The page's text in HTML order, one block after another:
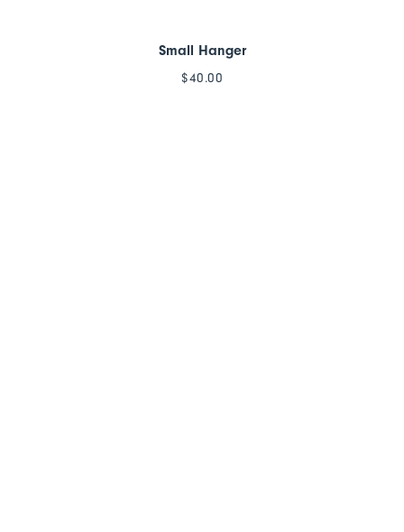
Small Hanger
$40.00